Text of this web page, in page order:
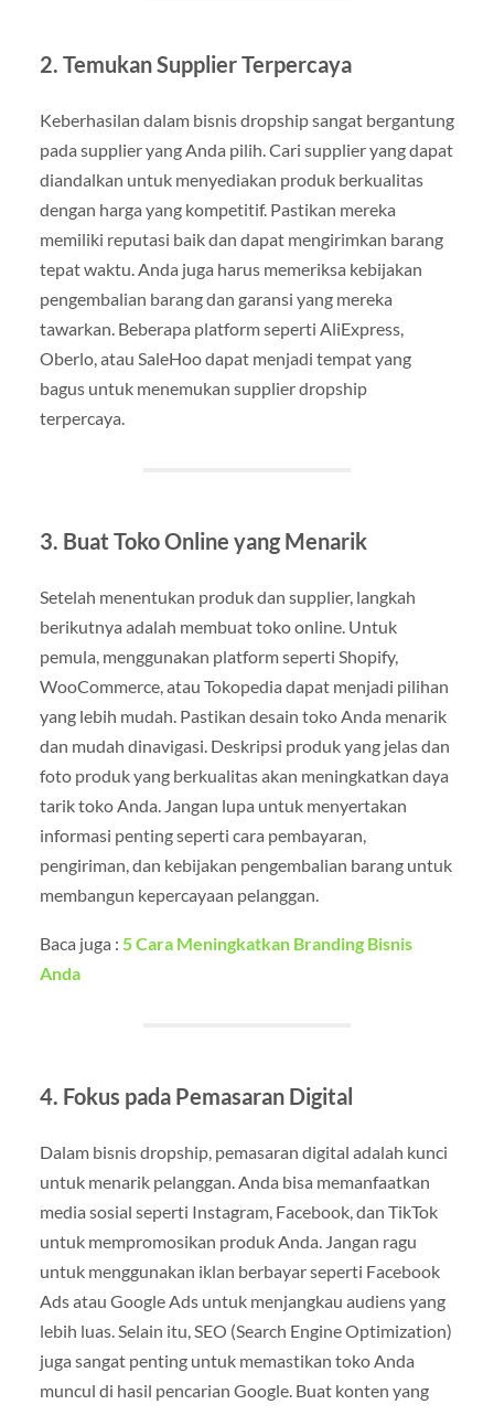
2. Temukan Supplier Terpercaya
Keberhasilan dalam bisnis dropship sangat bergantung
pada supplier yang Anda pilih. Cari supplier yang dapat
diandalkan untuk menyediakan produk berkualitas
dengan harga yang kompetitif. Pastikan mereka
memiliki reputasi baik dan dapat mengirimkan barang
tepat waktu. Anda juga harus memeriksa kebijakan
pengembalian barang dan garansi yang mereka
tawarkan. Beberapa platform seperti AliExpress,
Oberlo, atau SaleHoo dapat menjadi tempat yang
bagus untuk menemukan supplier dropship
terpercaya.
3. Buat Toko Online yang Menarik
Setelah menentukan produk dan supplier, langkah
berikutnya adalah membuat toko online. Untuk
pemula, menggunakan platform seperti Shopify,
WooCommerce, atau Tokopedia dapat menjadi pilihan
yang lebih mudah. Pastikan desain toko Anda menarik
dan mudah dinavigasi. Deskripsi produk yang jelas dan
foto produk yang berkualitas akan meningkatkan daya
tarik toko Anda. Jangan lupa untuk menyertakan
informasi penting seperti cara pembayaran,
pengiriman, dan kebijakan pengembalian barang untuk
membangun kepercayaan pelanggan.
Baca juga : 5 Cara Meningkatkan Branding Bisnis
Anda
4. Fokus pada Pemasaran Digital
Dalam bisnis dropship, pemasaran digital adalah kunci
untuk menarik pelanggan. Anda bisa memanfaatkan
media sosial seperti Instagram, Facebook, dan TikTok
untuk mempromosikan produk Anda. Jangan ragu
untuk menggunakan iklan berbayar seperti Facebook
Ads atau Google Ads untuk menjangkau audiens yang
lebih luas. Selain itu, SEO (Search Engine Optimization)
juga sangat penting untuk memastikan toko Anda
muncul di hasil pencarian Google. Buat konten yang